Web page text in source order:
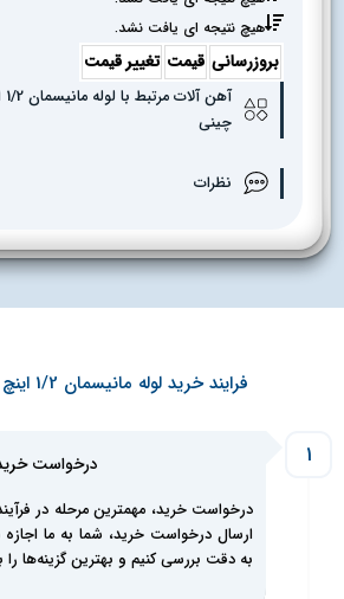
هیچ نتیجه ای یافت نشد.
بروزرسانی قیمت تغییر قیمت
چینی
نظرات
فرایند خرید لوله مانیسمان 1/2 اینچ رده 160 چینی
درخواست خرید
درخواست خرید، مهمترین مرحله در فرآیند
ارسال درخواست خرید، شما به ما اجازه
به دقت بررسی کنیم و بهترین گزینه‌ها را برای